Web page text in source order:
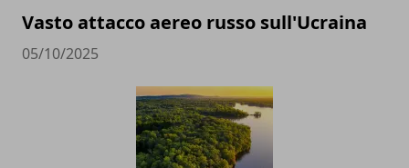
Vasto attacco aereo russo sull'Ucraina
05/10/2025